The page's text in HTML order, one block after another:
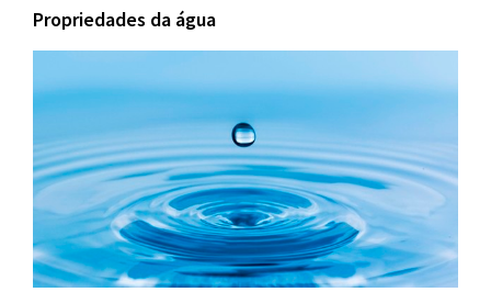
Propriedades da água